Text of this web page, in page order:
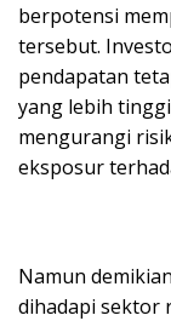
berpotensi
tersebut.
pendapatan
yang lebih
mengurangi
eksposur
Namun
dihadapi sektor